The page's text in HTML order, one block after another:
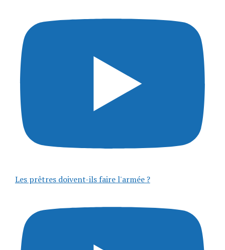
Les prêtres doivent-ils faire l'armée ?